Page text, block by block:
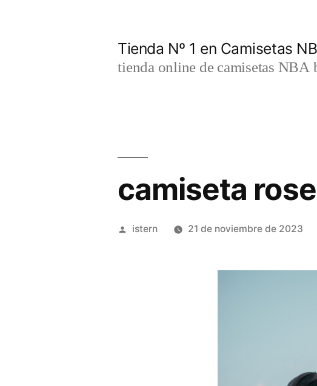
Tienda Nº 1 en Camisetas
tienda online de camisetas NBA
camiseta
Publicado
istern 21 de noviembre de 2023